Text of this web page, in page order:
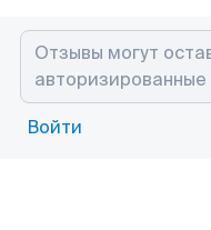
Войти